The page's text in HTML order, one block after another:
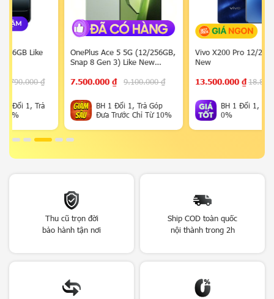
OnePlus Ace 5 5G (12/256GB,
Snap 8 Gen 3) Like New
9.100.000 ₫
7.500.000
BH 1 Đổi 1, Trả Góp
Đưa Trước Chỉ Từ 10%
Vivo X200 Pro 12/256GB Like
New
18.890.000 ₫
13.500.000 ₫
BH 1 Đổi 1, Trả Góp
0%
Thu cũ trọn đời
bảo hành tận nơi
Ship COD toàn quốc
nội thành trong 2h